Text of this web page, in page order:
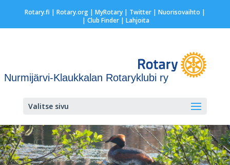
Rotary.fi | Rotary.org| MyRotary| Twitter| Nuorisovaihto |
| Club Finder| Lahjoita
Nurmijärvi-Klaukkalan Rotaryklubi ry
Valitse sivu